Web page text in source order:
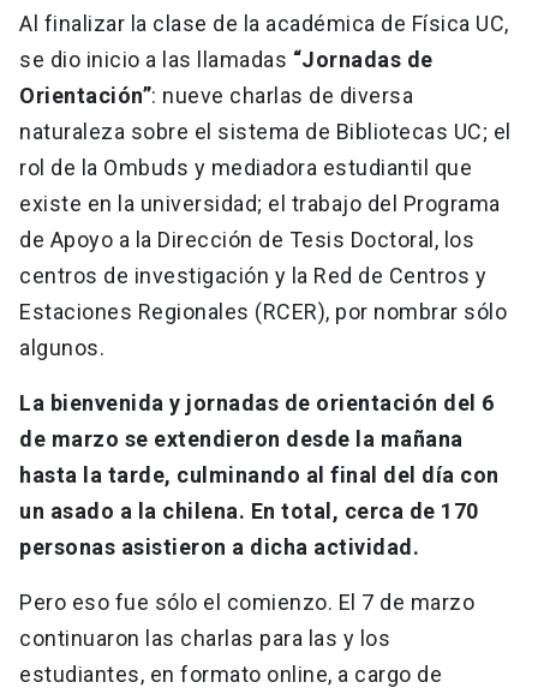
Al finalizar la clase de la académica de Física UC,
se dio inicio a las llamadas “Jornadas de
Orientación”: nueve charlas de diversa
naturaleza sobre el sistema de Bibliotecas UC; el
rol de la Ombuds y mediadora estudiantil que
existe en la universidad; el trabajo del Programa
de Apoyo a la Dirección de Tesis Doctoral, los
centros de investigación y la Red de Centros y
Estaciones Regionales (RCER), por nombrar sólo
algunos.
La bienvenida y jornadas de orientación del 6
de marzo se extendieron desde la mañana
hasta la tarde, culminando al final del día con
un asado a la chilena. En total, cerca de 170
personas asistieron a dicha actividad.
Pero eso fue sólo el comienzo. El 7 de marzo
continuaron las charlas para las y los
estudiantes, en formato online, a cargo de